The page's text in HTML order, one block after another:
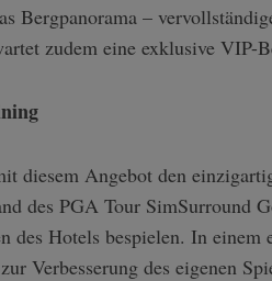
Bergpanorama –
zudem eine exklusive VIP-
diesem Angebot den
des PGA Tour SimSurround
des Hotels bespielen. In
Verbesserung des eigenen